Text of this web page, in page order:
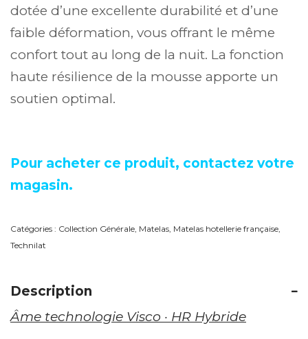
dotée d’une excellente durabilité et d’une
faible déformation, vous offrant le même
confort tout au long de la nuit. La fonction
haute résilience de la mousse apporte un
soutien optimal.
Pour acheter ce produit, contactez votre
magasin.
Catégories : Collection Générale Matelas Matelas hotellerie française
Technilat
Description
Âme technologie Visco · HR Hybride